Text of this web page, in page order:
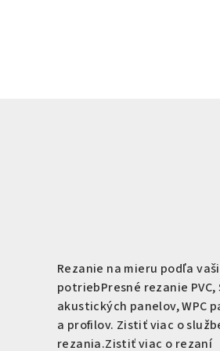
Rezanie na mieru podľa
potriebPresné rezanie PVC,
akustických panelov, WPC
a profilov. Zistiť viac o
rezania.Zistiť viac o rezaní